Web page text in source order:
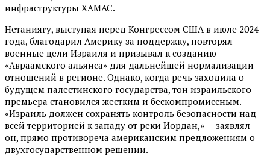
инфраструктуры ХАМАС.
Нетаниягу, выступая перед Конгрессом США в июле 2024
года, благодарил Америку за поддержку, повторял
военные цели Израиля и призывал к созданию
«Авраамского альянса» для дальнейшей нормализации
отношений в регионе. Однако, когда речь заходила о
будущем палестинского государства, тон израильского
премьера становился жестким и бескомпромиссным.
«Израиль должен сохранять контроль безопасности над
всей территорией к западу от реки Иордан,» — заявлял
он, прямо противореча американским предложениям о
двухгосударственном решении.